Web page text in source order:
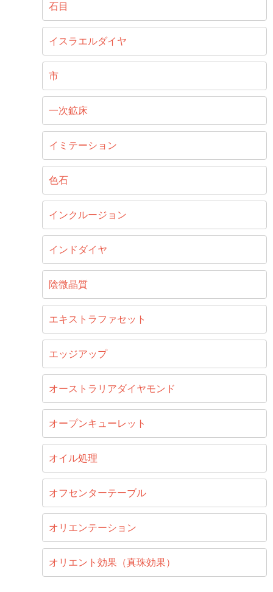
石目
イスラエルダイヤ
市
一次鉱床
イミテーション
色石
インクルージョン
インドダイヤ
陰微晶質
エキストラファセット
エッジアップ
オーストラリアダイヤモンド
オープンキューレット
オイル処理
オフセンターテーブル
オリエンテーション
オリエント効果（真珠効果）